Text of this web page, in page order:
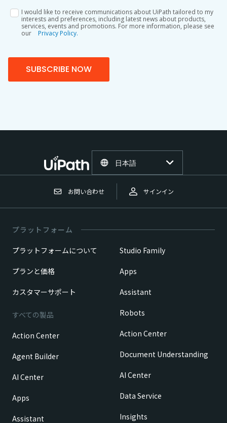
I would like to receive communications about UiPath tailored to my
interests and preferences, including latest news about products,
services, events and promotions. For more information, please see
our
Privacy Policy.
SUBSCRIBE NOW
お問い合わせ サインイン
日本語
プラットフォーム
プラットフォームについて
プランと価格
カスタマーサポート
すべての製品
Action Center
Agent Builder
AI Center
Apps
Assistant
Studio Family
Apps
Assistant
Robots
Action Center
Document Understanding
AI Center
Data Service
Insights